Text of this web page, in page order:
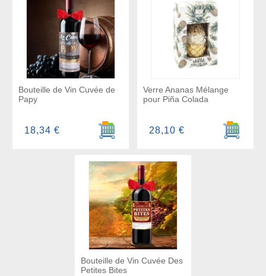
Bouteille de Vin Cuvée de
Papy
Ajouter au panier
18,34 €
Verre Ananas Mélange
pour Piña Colada
Ajouter
28,10 €
Bouteille de Vin Cuvée Des
Petites Bites